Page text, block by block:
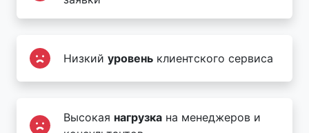
Низкий уровень клиентского сервиса
Высокая нагрузка на менеджеров и